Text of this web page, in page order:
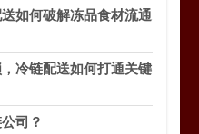
如何破解冻品食材流通
冷链配送如何打通关键
司？